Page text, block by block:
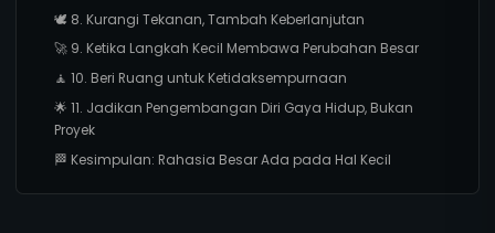
🕊️ 8. Kurangi Tekanan, Tambah Keberlanjutan
🚀 9. Ketika Langkah Kecil Membawa Perubahan Besar
🧘 10. Beri Ruang untuk Ketidaksempurnaan
🌟 11. Jadikan Pengembangan Diri Gaya Hidup, Bukan
Proyek
🏁 Kesimpulan: Rahasia Besar Ada pada Hal Kecil